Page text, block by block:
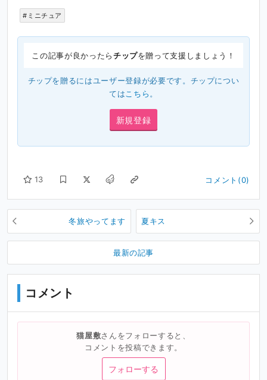
#ミニチュア
この記事が良かったらチップを贈って支援しましょう！
チップを贈るにはユーザー登録が必要です。チップについ
てはこちら。
新規登録
13 コメント(0)
冬旅やってます 夏キス
最新の記事
コメント
猫屋敷さんをフォローすると、
コメントを投稿できます。
フォローする